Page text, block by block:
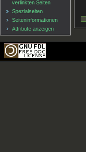
verlinkten Seiten
Spezialseiten
Seiten­informationen
Attribute anzeigen